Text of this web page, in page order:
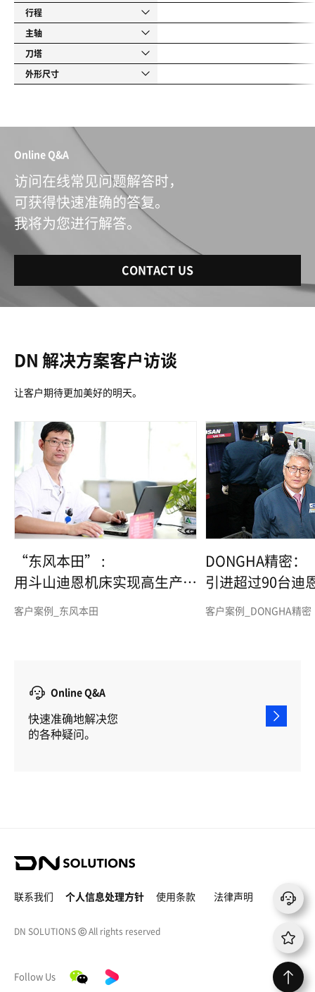
行程
主轴
刀塔
外形尺寸
Online Q&A
访问在线常见问题解答时，
可获得快速准确的答复。
我将为您进行解答。
CONTACT US
DN 解决方案客户访谈
让客户期待更加美好的明天。
“东风本田” :
用斗山迪恩机床实现高生产力
和高品质
客户案例_东风本田
DONGHA精密：
引进超过90台迪
客户案例_DONGHA精密
Online Q&A
快速准确地解决您
的各种疑问。
D
S
o
u
o
联系我们 个人信息处理方针 使用条款 法律声明
DN SOLUTIONS ⓒ All rights reserved
Follow Us
信